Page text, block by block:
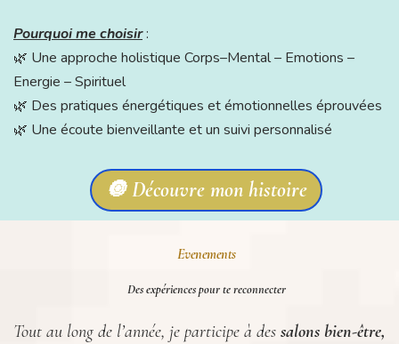
Pourquoi me choisir:
🌿 Une approche holistique Corps–Mental – Emotions –
Energie – Spirituel
🌿 Des pratiques énergétiques et émotionnelles éprouvées
🌿 Une écoute bienveillante et un suivi personnalisé
🔘 Découvre mon histoire
Evenements
Des expériences pour te reconnecter
Tout au long de l’année, je participe à des salons bien-être,